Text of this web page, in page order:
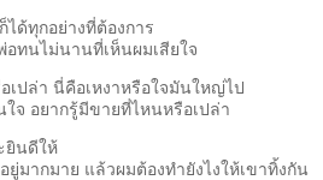
ด้ทุกอย่างที่ต้องการ
อทนไม่นานที่เห็นผมเสียใจ
เปล่า นี่คือเหงาหรือใจมันใหญ่ไป
จ อยากรู้มีขายที่ไหนหรือเปล่า
ยินดีให้
มากมาย แล้วผมต้องทํายังไงให้เขาทิ้งกัน